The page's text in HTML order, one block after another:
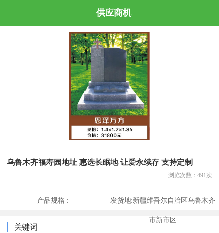
供应商机
乌鲁木齐福寿园地址 惠选长眠地 让爱永续存 支持定制
浏览次数： 491 次
产品规格： 发货地:新疆维吾尔自治区乌鲁木齐
市新市区
关键词